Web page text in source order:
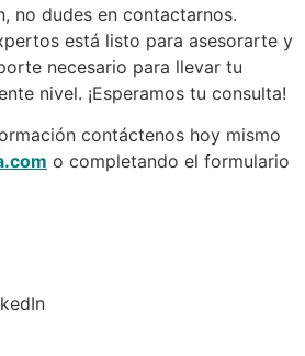
no dudes en contactarnos.
está listo para asesorarte y
necesario para llevar tu
nivel. ¡Esperamos tu consulta!
contáctenos hoy mismo
o completando el formulario